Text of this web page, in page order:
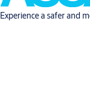
Experience a safer and